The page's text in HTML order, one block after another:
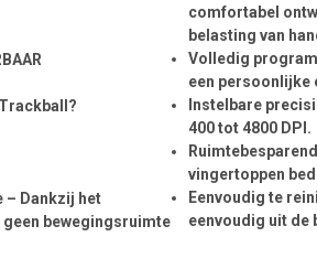
– Dankzij het
bewegingsruimte
comfortabel
belasting van
Volledig
een persoonlijke
Instelbare
400 tot 4800 DPI.
vingertoppen
Eenvoudig te
eenvoudig uit de